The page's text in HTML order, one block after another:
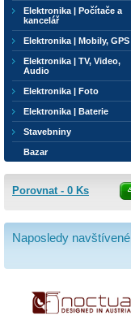
Elektronika | Počítače a
kancelář
Elektronika | Mobily, GPS
Elektronika | TV, Video,
Audio
Elektronika | Foto
Elektronika | Baterie
Stavebniny
Bazar
Porovnat - 0 Ks
Naposledy navštívené